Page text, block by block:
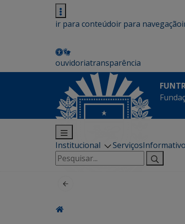
ir para conteúdoir para navegação
ouvidoriatransparência
Institucional Serviços
Pesquisar
por: